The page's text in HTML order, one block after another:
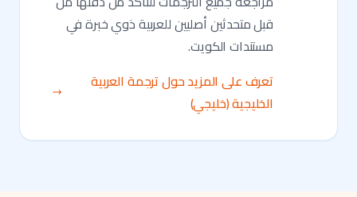
قبل متحدثين أصليين للعربية ذوي خبرة في
مستندات الكويت.
تعرف على المزيد حول ترجمة العربية
الخليجية (خليجي)